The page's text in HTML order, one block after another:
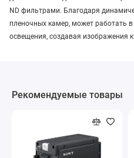
ND фильтрами. Благодаря
пленочных камер, может работать
освещения, создавая изображения
Рекомендуемые товары